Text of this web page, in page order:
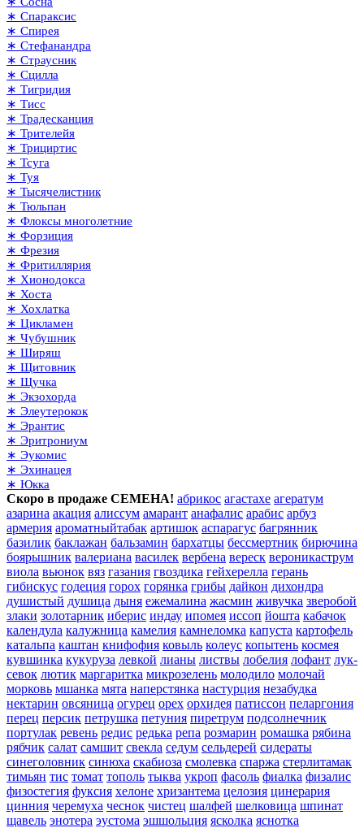
∗ Спараксис
∗ Спирея
∗ Стефанандра
∗ Страусник
∗ Сцилла
∗ Тигридия
∗ Тисс
∗ Традесканция
∗ Трителейя
∗ Трициртис
∗ Тсуга
∗ Туя
∗ Тысячелистник
∗ Тюльпан
∗ Флоксы многолетние
∗ Форзиция
∗ Фрезия
∗ Фритиллярия
∗ Хионодокса
∗ Хоста
∗ Хохлатка
∗ Цикламен
∗ Чубушник
∗ Ширяш
∗ Щитовник
∗ Щучка
∗ Экзохорда
∗ Элеутерокок
∗ Эрантис
∗ Эритрониум
∗ Эукомис
∗ Эхинацея
∗ Юкка
Скоро в продаже СЕМЕНА! абрикос агастахе агератум
азарина акация алиссум амарант анафалис арабис арбуз
армерия ароматныйтабак артишок аспарагус багрянник
базилик баклажан бальзамин бархатцы бессмертник бирючина
боярышник валериана василек вербена вереск вероникаструм
виола вьюнок вяз газания гвоздика гейхерелла герань
гибискус годеция горох горянка грибы дайкон дихондра
душистый душица дыня ежемалина жасмин живучка зверобой
злаки золотарник иберис индау ипомея иссоп йошта кабачок
календула калужница камелия камнеломка капуста картофель
катальпа каштан книфофия ковыль колеус копытень космея
кувшинка кукуруза левкой лианы листвы лобелия лофант лук-
севок лютик маргаритка микрозелень молодило молочай
морковь мшанка мята наперстянка настурция незабудка
нектарин овсяница огурец орех орхидея патиссон пеларгония
перец персик петрушка петуния пиретрум подсолнечник
портулак ревень редис редька репа розмарин ромашка рябина
рябчик салат самшит свекла седум сельдерей сидераты
синеголовник синюха скабиоза смолевка спаржа стерлитамак
тимьян тис томат тополь тыква укроп фасоль фиалка физалис
физостегия фуксия хелоне хризантема целозия цинерария
цинния черемуха чеснок чистец шалфей шелковица шпинат
щавель энотера эустома эшшольция ясколка яснотка